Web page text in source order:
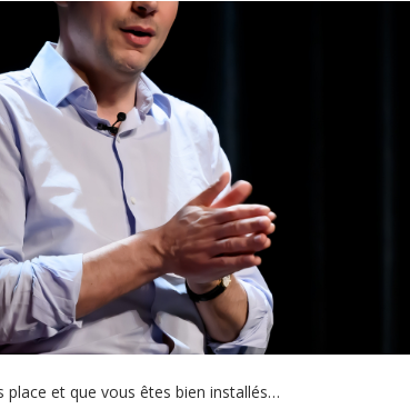
place et que vous êtes bien installés…